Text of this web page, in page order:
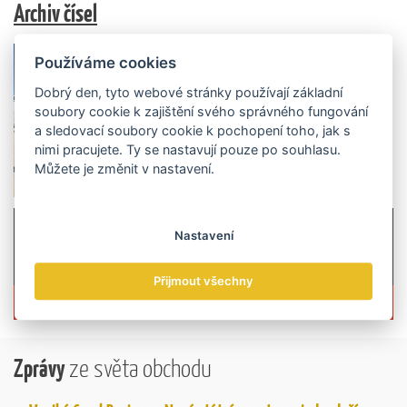
Archiv čísel
Více informací o časopisu »
Zprávyze světa obchodu
Používáme cookies
Dobrý den, tyto webové stránky používají základní
soubory cookie k zajištění svého správného fungování
a sledovací soubory cookie k pochopení toho, jak s
nimi pracujete. Ty se nastavují pouze po souhlasu.
Můžete je změnit v nastavení.
Nastavení
Přijmout všechny